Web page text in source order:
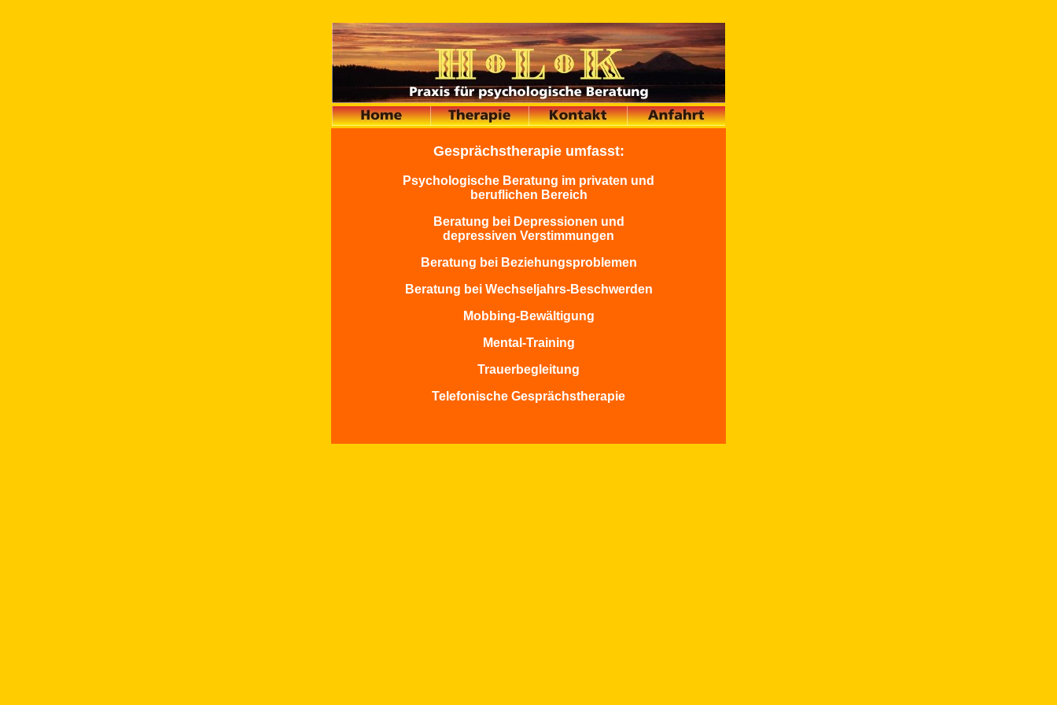
Gesprächstherapie umfasst:
Psychologische Beratung im privaten und
beruflichen Bereich
Beratung bei Depressionen und
depressiven Verstimmungen
Beratung bei Beziehungsproblemen
Beratung bei Wechseljahrs-Beschwerden
Mobbing-Bewältigung
Mental-Training
Trauerbegleitung
Telefonische Gesprächstherapie